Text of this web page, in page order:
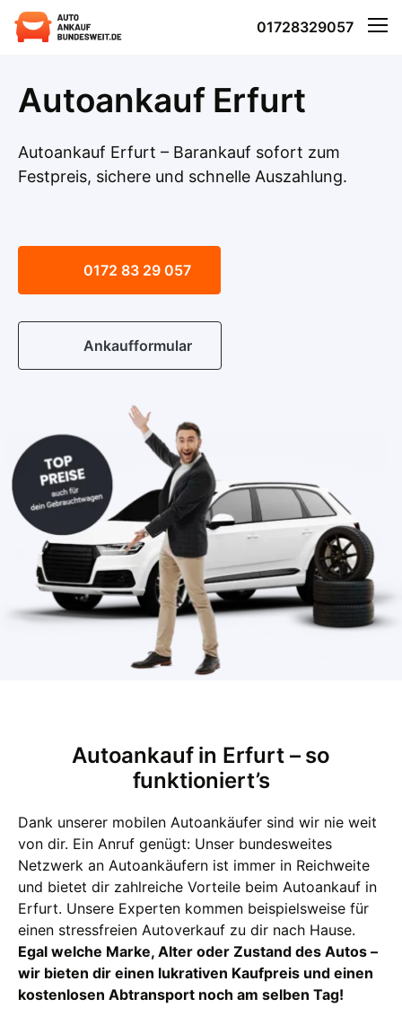
01728329057
Autoankauf Erfurt
Autoankauf Erfurt – Barankauf sofort zum
Festpreis, sichere und schnelle Auszahlung.
0172 83 29 057
Ankaufformular
Autoankauf in Erfurt – so
funktioniert’s
Dank unserer mobilen Autoankäufer sind wir nie weit
von dir. Ein Anruf genügt: Unser bundesweites
Netzwerk an Autoankäufern ist immer in Reichweite
und bietet dir zahlreiche Vorteile beim Autoankauf in
Erfurt. Unsere Experten kommen beispielsweise für
einen stressfreien Autoverkauf zu dir nach Hause.
Egal welche Marke, Alter oder Zustand des Autos –
wir bieten dir einen lukrativen Kaufpreis und einen
kostenlosen Abtransport noch am selben Tag!